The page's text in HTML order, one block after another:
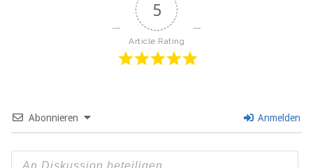
5
Article Rating
Abonnieren Anmelden